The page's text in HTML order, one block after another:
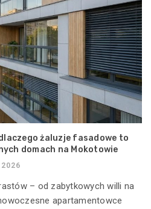
żaluzje fasadowe to
domach na Mokotowie
– od zabytkowych willi na
apartamentowce